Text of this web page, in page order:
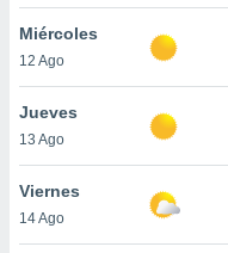
Miércoles
12 Ago
Jueves
13 Ago
Viernes
14 Ago